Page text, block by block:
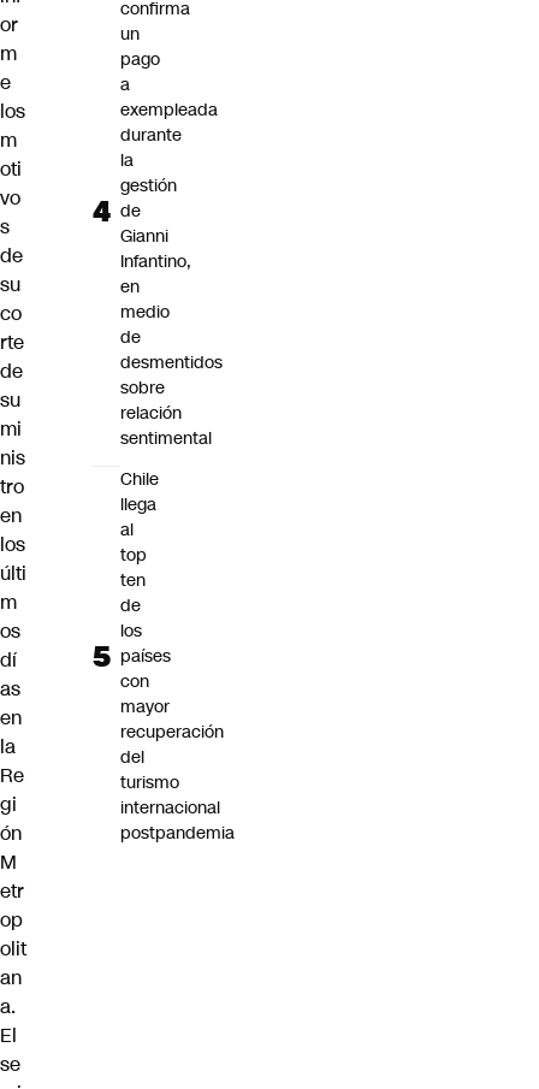
or
m
e
los
m
oti
vo
s
de
su
co
rte
de
su
mi
nis
tro
en
los
últi
m
os
dí
as
en
la
Re
gi
ón
M
etr
op
olit
an
a.
El
se
confirma
un
pago
a
exempleada
durante
la
gestión
de
Gianni
Infantino,
en
medio
de
desmentidos
sobre
relación
sentimental
Chile
llega
al
top
ten
de
los
países
con
mayor
recuperación
del
turismo
internacional
postpandemia